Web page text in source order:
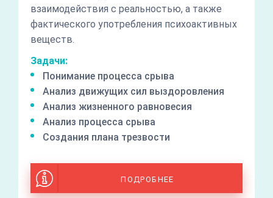
взаимодействия с реальностью, а также
фактического употребления психоактивных
веществ.
Задачи:
Понимание процесса срыва
Анализ движущих сил выздоровления
Анализ жизненного равновесия
Анализ процесса срыва
Создания плана трезвости
ПОДРОБНЕЕ